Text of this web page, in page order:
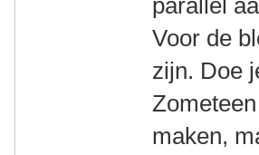
Voor de
zijn. Doe
maken,